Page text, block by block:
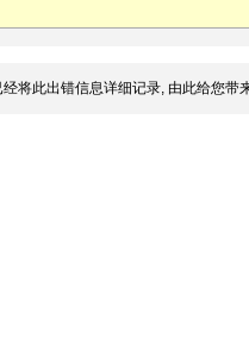
将此出错信息详细记录, 由此给您带